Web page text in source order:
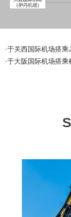
·于关西国际机场搭
·于大阪国际机场搭